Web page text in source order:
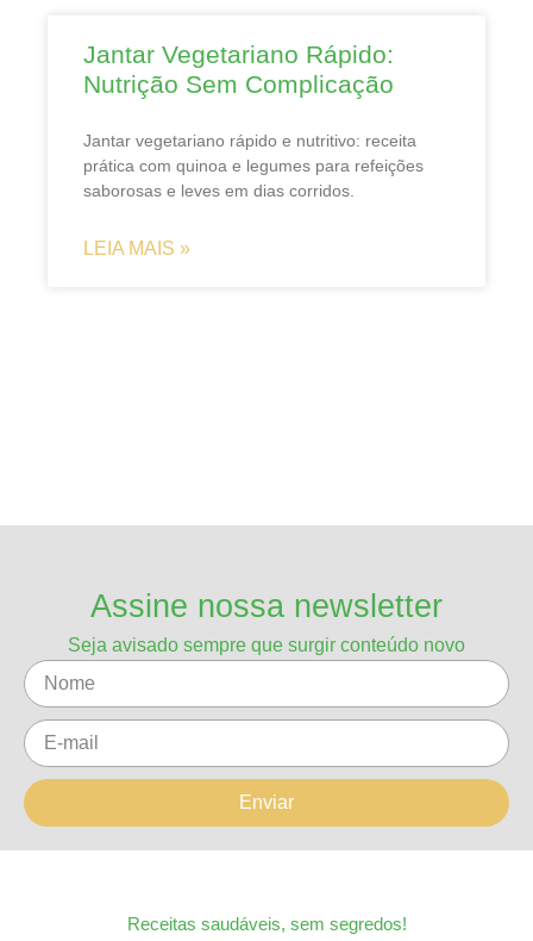
Jantar Vegetariano Rápido:
Nutrição Sem Complicação
Jantar vegetariano rápido e nutritivo: receita
prática com quinoa e legumes para refeições
saborosas e leves em dias corridos.
LEIA MAIS »
Assine nossa newsletter
Seja avisado sempre que surgir conteúdo novo
Enviar
Receitas saudáveis, sem segredos!